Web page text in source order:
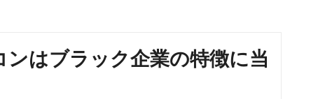
ンはブラック企業の特徴に当